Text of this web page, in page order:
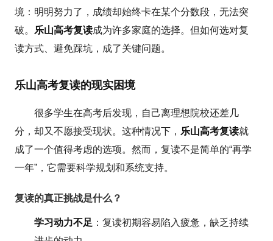
境：明明努力了，成绩却始终卡在某个分数段，无法突
破。 乐山高考复读成为许多家庭的选择。但如何选对复
读方式、避免踩坑，成了关键问题。
乐山高考复读的现实困境
很多学生在高考后发现，自己离理想院校还差几
分，却又不愿接受现状。这种情况下， 乐山高考复读就
成了一个值得考虑的选项。然而，复读不是简单的“再学
一年”，它需要科学规划和系统支持。
复读的真正挑战是什么？
学习动力不足 ：复读初期容易陷入疲惫，缺乏持续